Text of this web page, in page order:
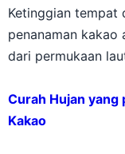
Ketinggian tempat
penanaman
dari permukaan
Curah Hujan yang
Kakao